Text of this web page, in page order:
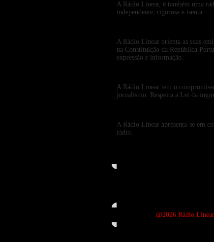
A Rádio Linear, é também uma
independente, rigorosa e isenta.
A Rádio Linear orienta as suas
na Constituição da República
expressão e informação.
A Rádio Linear tem o
jornalismo. Respeita a Lei da
A Rádio Linear apresenta-se em
rádio.
@2026 Rádio Linear